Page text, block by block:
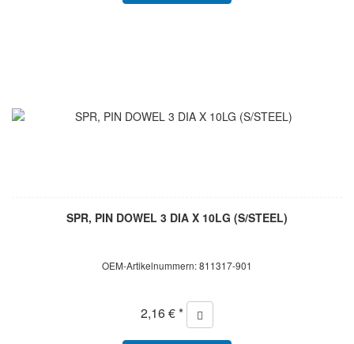
SPR, PIN DOWEL 3 DIA X 10LG (S/STEEL)
OEM-Artikelnummern: 811317-901
2,16 € *